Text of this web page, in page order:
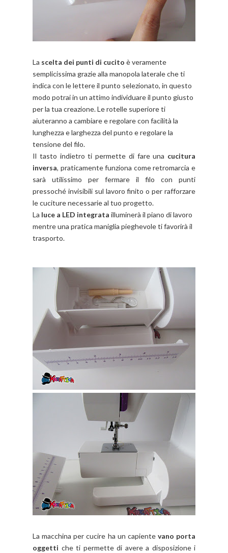
La scelta dei punti di cucito è veramente
semplicissima grazie alla manopola laterale che ti
indica con le lettere il punto selezionato, in questo
modo potrai in un attimo individuare il punto giusto
per la tua creazione. Le rotelle superiore ti
aiuteranno a cambiare e regolare con facilità la
lunghezza e larghezza del punto e regolare la
tensione del filo.
Il tasto indietro ti permette di fare una cucitura
inversa, praticamente funziona come retromarcia e
sarà utilissimo per fermare il filo con punti
pressoché invisibili sul lavoro finito o per rafforzare
le cuciture necessarie al tuo progetto.
La luce a LED integrata illuminerà il piano di lavoro
mentre una pratica maniglia pieghevole ti favorirà il
trasporto.
La macchina per cucire ha un capiente vano porta
oggetti che ti permette di avere a disposizione i